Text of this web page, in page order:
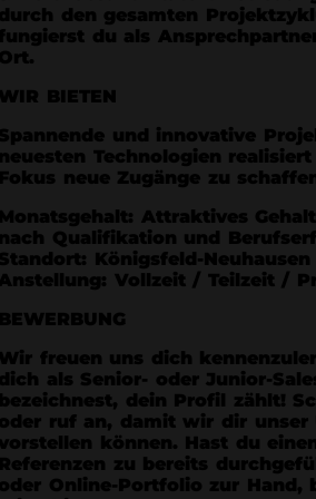
den gesamten
du als
BIETEN
und innovative
Technologien
neue Zugänge zu
Attraktives
Qualifikation und
Königsfeld-Neuhausen
Vollzeit / Teilzeit /
freuen uns dich
als Senior- oder Junior-
dein Profil zählt!
ruf an, damit wir dir unser
können. Hast du
zu bereits
Online-Portfolio zur Hand,